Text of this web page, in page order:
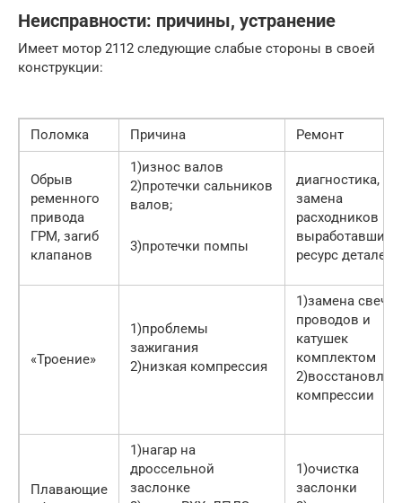
Неисправности: причины, устранение
Имеет мотор 2112 следующие слабые стороны в своей
конструкции:
Поломка Причина Ремонт
Обрыв
ременного
привода
ГРМ, загиб
клапанов
1)износ валов
2)протечки сальников
валов;
3)протечки помпы
диагностика,
замена
расходников и
выработавших
ресурс деталей
«Троение»
1)проблемы
зажигания
2)низкая компрессия
1)замена
проводов и
катушек
комплектом
компрессии
Плавающие
1)нагар на
дроссельной
заслонке
1)очистка
заслонки